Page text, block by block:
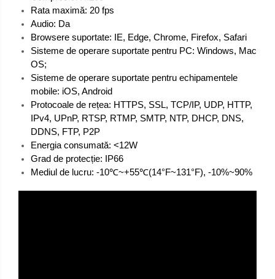
Rata maximă: 20 fps
Audio: Da
Browsere suportate: IE, Edge, Chrome, Firefox, Safari
Sisteme de operare suportate pentru PC: Windows, Mac
OS;
Sisteme de operare suportate pentru echipamentele
mobile: iOS, Android
Protocoale de rețea: HTTPS, SSL, TCP/IP, UDP, HTTP,
IPv4, UPnP, RTSP, RTMP, SMTP, NTP, DHCP, DNS,
DDNS, FTP, P2P
Energia consumată: <12W
Grad de protecție: IP66
Mediul de lucru: -10℃~+55℃(14°F~131°F), -10%~90%